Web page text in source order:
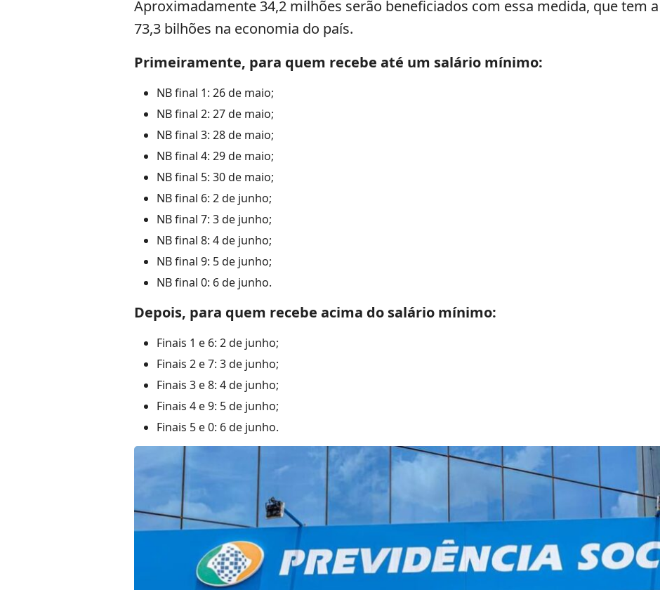
Aproximadamente 34,2 milhões serão beneficiados com essa medida, que tem
73,3 bilhões na economia do país.
Primeiramente, para quem recebe até um salário mínimo:
NB final 1: 26 de maio;
NB final 2: 27 de maio;
NB final 3: 28 de maio;
NB final 4: 29 de maio;
NB final 5: 30 de maio;
NB final 6: 2 de junho;
NB final 7: 3 de junho;
NB final 8: 4 de junho;
NB final 9: 5 de junho;
NB final 0: 6 de junho.
Depois, para quem recebe acima do salário mínimo:
Finais 1 e 6: 2 de junho;
Finais 2 e 7: 3 de junho;
Finais 3 e 8: 4 de junho;
Finais 4 e 9: 5 de junho;
Finais 5 e 0: 6 de junho.